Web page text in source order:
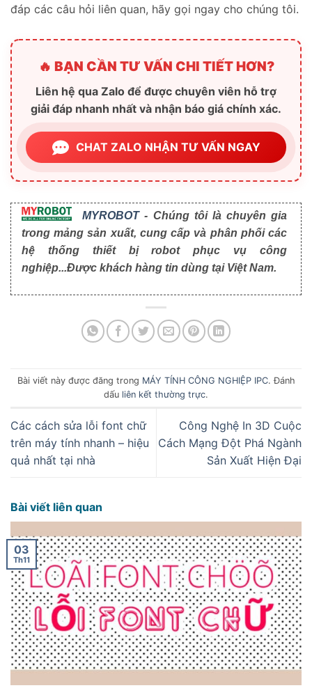
đáp các câu hỏi liên quan, hãy gọi ngay cho chúng tôi.
🔥 BẠN CẦN TƯ VẤN CHI TIẾT HƠN?
Liên hệ qua Zalo để được chuyên viên hỗ trợ
giải đáp nhanh nhất và nhận báo giá chính xác.
CHAT ZALO NHẬN TƯ VẤN NGAY
MYROBOT- Chúng tôi là chuyên gia
trong mảng sản xuất, cung cấp và phân phối các
hệ thống thiết bị robot phục vụ công
nghiệp...Được khách hàng tin dùng tại Việt Nam.
Bài viết này được đăng trong MÁY TÍNH CÔNG NGHIỆP IPC. Đánh
dấu liên kết thường trực.
Các cách sửa lỗi font chữ
trên máy tính nhanh – hiệu
quả nhất tại nhà
Công Nghệ In 3D Cuộc
Cách Mạng Đột Phá Ngành
Sản Xuất Hiện Đại
Bài viết liên quan
03
Th11